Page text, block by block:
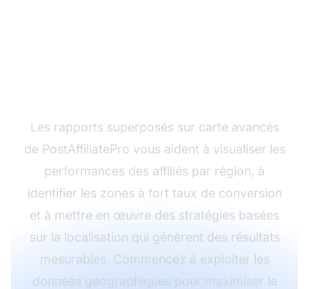
Les rapports superposés sur carte avancés
de PostAffiliatePro vous aident à visualiser les
performances des affiliés par région, à
identifier les zones à fort taux de conversion
et à mettre en œuvre des stratégies basées
sur la localisation qui génèrent des résultats
mesurables. Commencez à exploiter les
données géographiques pour maximiser le